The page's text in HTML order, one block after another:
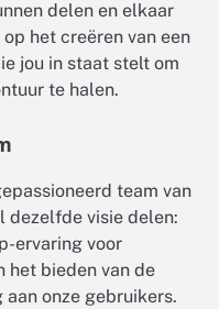
delen en elkaar
het creëren van een
jou in staat stelt om
te halen.
team van
dezelfde visie delen:
ervaring voor
het bieden van de
onze gebruikers.